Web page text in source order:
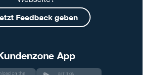
Feedback geben
App